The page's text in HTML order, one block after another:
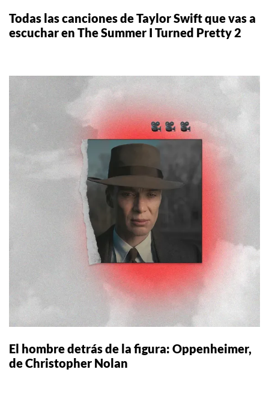
Todas las canciones de Taylor Swift que vas a
escuchar en The Summer I Turned Pretty 2
El hombre detrás de la figura: Oppenheimer,
de Christopher Nolan